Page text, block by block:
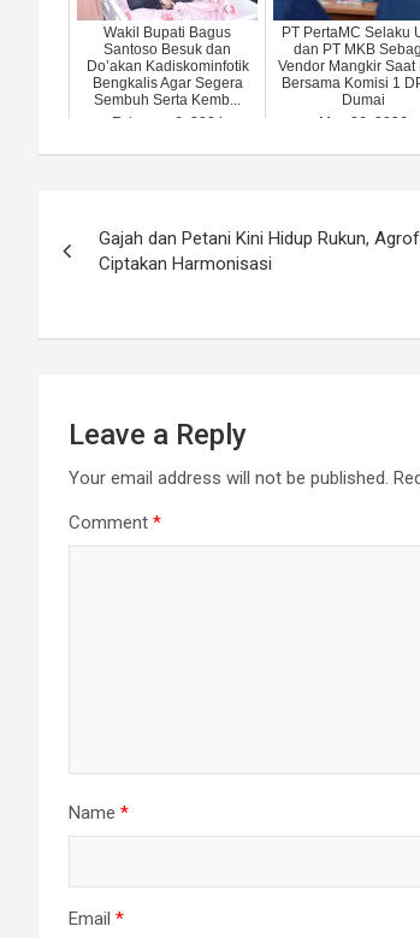
Wakil Bupati Bagus
Santoso Besuk dan
Do’akan Kadiskominfotik
Bengkalis Agar Segera
Sembuh Serta Kemb...
February 6, 2024
PT PertaMC Selaku
dan PT MKB
Vendor Mangkir Saat
Bersama Komisi 1
Dumai
May 26, 2026
navigation
Gajah dan Petani Kini Hidup Rukun,
Ciptakan Harmonisasi
Leave a Reply
Your email address will not be published.
Comment *
Name *
Email *